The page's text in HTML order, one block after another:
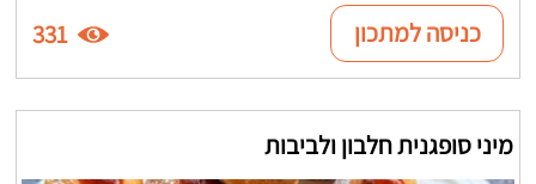
כניסה למתכון 331
מיני סופגנית חלבון ולביבות